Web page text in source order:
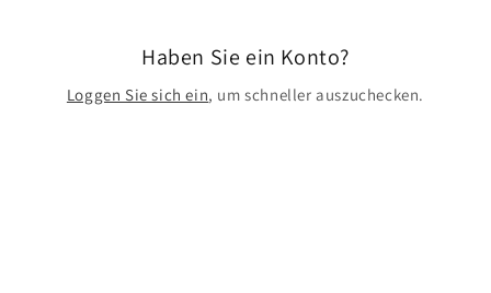
Haben Sie ein Konto?
Loggen Sie sich ein, um schneller auszuchecken.